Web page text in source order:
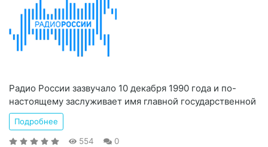
Радио России зазвучало 10 декабря 1990 года и по-
настоящему заслуживает имя главной государственной
Подробнее
554 0